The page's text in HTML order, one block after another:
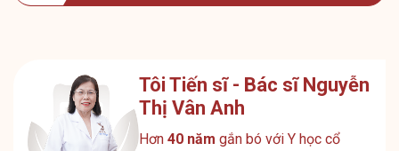
Tôi Tiến sĩ - Bác sĩ Nguyễn
Thị Vân Anh
Hơn 40 năm gắn bó với Y học cổ